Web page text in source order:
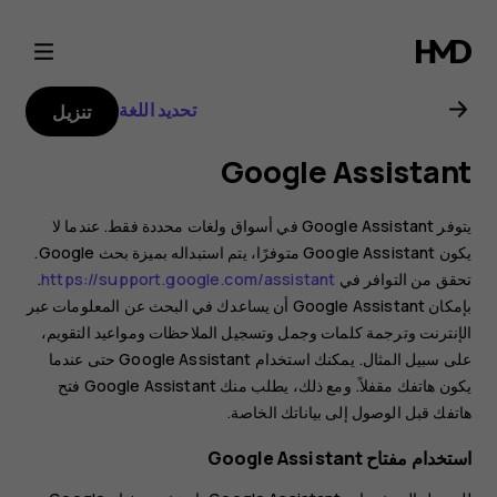
دليل
مستخدم
Nokia
G21
تحديد اللغة تنزيل
Google Assistant
يتوفر Google Assistant في أسواق ولغات محددة فقط. عندما لا
يكون Google Assistant متوفرًا، يتم استبداله بميزة بحث Google.
تحقق من التوافر في https://support.google.com/assistant
.
بإمكان Google Assistant أن يساعدك في البحث عن المعلومات عبر
الإنترنت وترجمة كلمات وجمل وتسجيل الملاحظات ومواعيد التقويم،
على سبيل المثال. يمكنك استخدام Google Assistant حتى عندما
يكون هاتفك مقفلاً. ومع ذلك، يطلب منك Google Assistant فتح
هاتفك قبل الوصول إلى بياناتك الخاصة.
استخدام مفتاح Google Assistant